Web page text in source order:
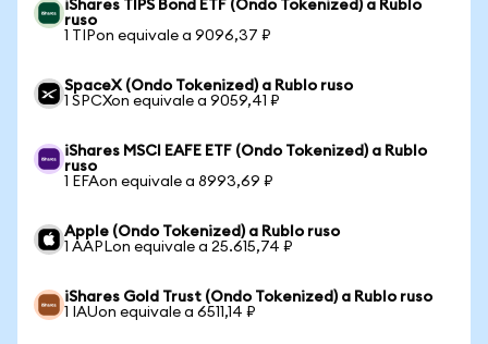
iShares TIPS Bond ETF (Ondo Tokenized) a Rublo
ruso
1 TIPon equivale a 9096,37 ₽
SpaceX (Ondo Tokenized) a Rublo ruso
1 SPCXon equivale a 9059,41 ₽
iShares MSCI EAFE ETF (Ondo Tokenized) a Rublo
ruso
1 EFAon equivale a 8993,69 ₽
Apple (Ondo Tokenized) a Rublo ruso
1 AAPLon equivale a 25.615,74 ₽
iShares Gold Trust (Ondo Tokenized) a Rublo ruso
1 IAUon equivale a 6511,14 ₽